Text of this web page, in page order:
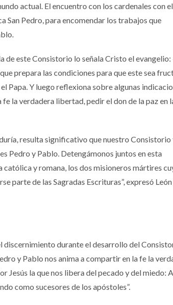
actual. El encuentro con los cardenales con
San Pedro, para encomendar los trabajos que
de este Consistorio lo señala Cristo el evangelio:
prepara las condiciones para que este sea
Papa. Y luego reflexiona sobre algunas
la verdadera libertad, pedir el don de la paz en
resulta significativo que nuestro Consistorio
Pedro y Pablo. Detengámonos juntos en esta
católica y romana, los dos misioneros mártires
parte de las Sagradas Escrituras”, expresó
discernimiento durante el desarrollo del
y Pablo nos anima a compartir en la fe la
Jesús la que nos libera del pecado y del miedo:
como sucesores de los apóstoles”.